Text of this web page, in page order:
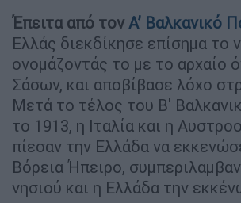
Έπειτα από τον Α’ Βαλκανικό
Ελλάς διεκδίκησε επίσημα το
ονομάζοντάς το με το αρχαίο
Σάσων, και αποβίβασε λόχο
Μετά το τέλος του Β'
το 1913, η Ιταλία και η
πίεσαν την Ελλάδα να
Βόρεια Ήπειρο,
νησιού και η Ελλάδα την